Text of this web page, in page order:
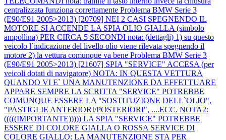
centralizzata funziona correttamente Problema BMW Serie 3
(E90/E91 2005>2013) [20709] NEI 2 CASI SPEGNENDO IL
MOTORE SI ACCENDE LA SPIA OLIO GIALLA (simbolo
ampollina) PER CIRCA 5 SECONDI nota: (dettagli) 1) su questo
veicolo l`indicazione del livello olio viene rilevata spegnendo il
motore 2) la vettura comunque va bene Problema BMW Serie 3
(E90/E91 2005>2013) [21607] SPIA "SERVICE" ACCESA (per
veicoli dotati di navigatore) NOTA: IN QUESTA VETTURA
QUANDO VI E` UNA MANUTENZIONE DA EFFETTUARE
APPARE SEMPRE LA SCRITTA "SERVICE" POTREBBE
COMUNQUE ESSERE LA "SOSTITUZIONE DELL`OLIO",
"PASTIGLIE ANTERIORI/POSTERIORI", ....ECC. NOTA2:
(((((IMPORTANTE))))) LA SPIA "SERVICE" POTREBBE
ESSERE DI COLORE GIALLA O ROSSA SERVICE DI
COLORE GIALLO: LA MANUTENZIONE STA PER